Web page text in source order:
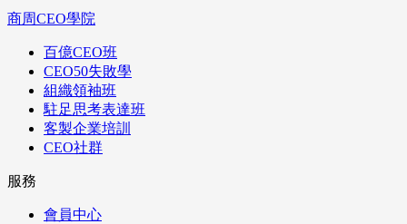
商周CEO學院
百億CEO班
CEO50失敗學
組織領袖班
駐足思考表達班
客製企業培訓
CEO社群
服務
會員中心